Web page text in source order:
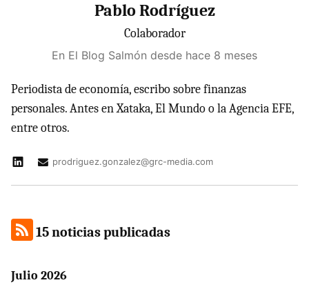
Pablo Rodríguez
Colaborador
En El Blog Salmón desde hace 8 meses
Periodista de economía, escribo sobre finanzas
personales. Antes en Xataka, El Mundo o la Agencia EFE,
entre otros.
prodriguez.gonzalez@grc-media.com
15 noticias publicadas
Julio 2026